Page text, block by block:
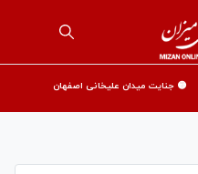
🟡 جنایت میدان علیخانی اصفهان